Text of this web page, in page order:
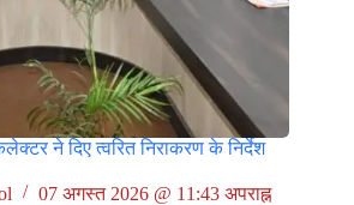
ने दिए त्वरित निराकरण के निर्देश
07 अगस्त 2026 @ 11:43 अपराह्न